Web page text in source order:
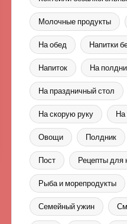
Молочные продукты
На обед Напитки
Напиток На
На праздничный стол
На скорую руку На
Овощи Полдник
Пост Рецепты
Рыба и морепродукты
Семейный ужин